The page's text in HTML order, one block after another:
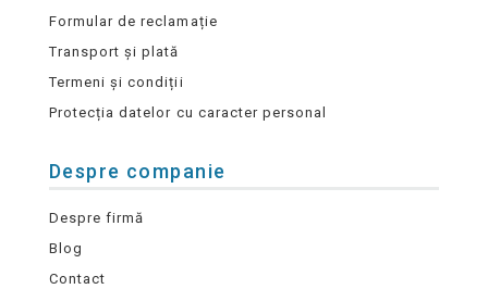
Formular de reclamație
Transport și plată
Termeni și condiții
Protecția datelor cu caracter personal
Despre companie
Despre firmă
Blog
Contact